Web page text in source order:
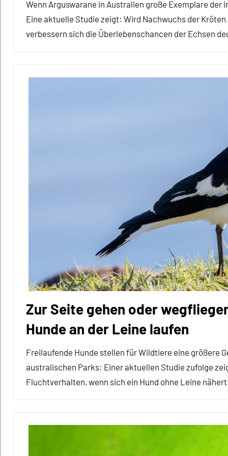
Wenn Arguswarane in Australien große Exemplare
Eine aktuelle Studie zeigt: Wird Nachwuchs der
verbessern sich die Überlebenschancen der Echsen
Alle
Artikel
Spezies
und
Einflüsse
Neozoon
Zur Seite gehen oder
Hunde an der Leine laufen
Freilaufende Hunde stellen für Wildtiere eine größere
australischen Parks: Einer aktuellen Studie zufolge
Fluchtverhalten, wenn sich ein Hund ohne Leine
Alle